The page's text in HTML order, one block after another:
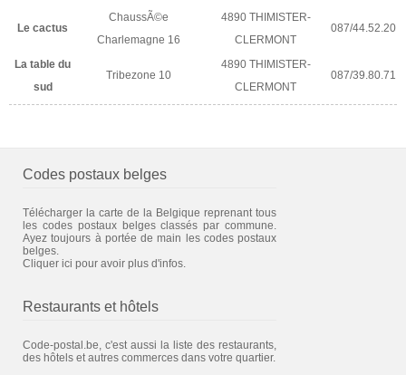
Le cactus
ChaussÃ©e
Charlemagne 16
4890 THIMISTER-
CLERMONT
087/44.52.20
La table du
sud
Tribezone 10
4890 THIMISTER-
CLERMONT
087/39.80.71
Codes postaux belges
Télécharger la carte de la Belgique reprenant tous
les codes postaux belges classés par commune.
Ayez toujours à portée de main les codes postaux
belges.
Cliquer ici pour avoir plus d'infos.
Restaurants et hôtels
Code-postal.be, c'est aussi la liste des restaurants,
des hôtels et autres commerces dans votre quartier.